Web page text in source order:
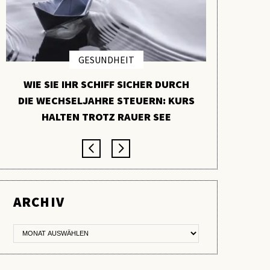
GESUNDHEIT
WIE SIE IHR SCHIFF SICHER DURCH
DIE WECHSELJAHRE STEUERN: KURS
HALTEN TROTZ RAUER SEE
ARCHIV